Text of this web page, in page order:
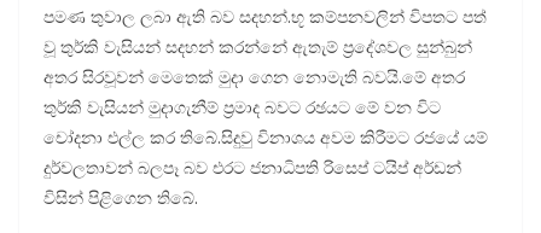
පමණ තුවාල ලබා ඇති බව සදහන්.භූ කම්පනවලින් විපතට පත්
වූ තුර්කි වැසියන් සදහන් කරන්නේ ඇතැම් ප්‍රදේශවල සුන්බුන්
අතර සිරවූවන් මෙතෙක් මුදා ගෙන නොමැති බවයි.මේ අතර
තුර්කි වැසියන් මුදාගැනීම් ප්‍රමාද බවට රඡයට මේ වන විට
චෝදනා එල්ල කර තිබේ.සිදුවු විනාශය අවම කිරීමට රජයේ යම්
දුර්වලතාවන් බලපෑ බව එරට ජනාධිපති රිසෙප් ටයිප් අර්ඩන්
විසින් පිළිගෙන තිබේ.